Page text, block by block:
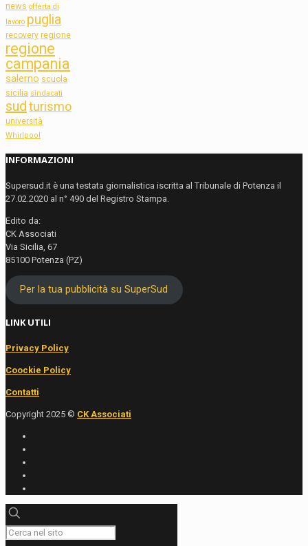
news offerta di
lavoro puglia
recovery regione
regione
campania
salerno scuola
sicilia sindacati
sudturismo
università
Whirlpool
INFORMAZIONI
Supersud.it è una testata giornalistica iscritta al Tribunale di Potenza il
27.02.2020 al n° 490 del Registro Stampa.
Edito da:
CK Associati
Via Sicilia, 67
85100 Potenza (PZ)
Per la tua pubblicità su SuperSud
LINK UTILI
Privacy Policy
Coockie Policy
Contatti
Copyright 2025 © CK Associati